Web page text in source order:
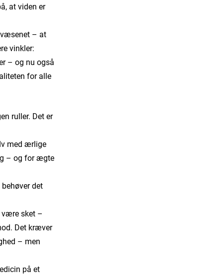
at viden er
– at
vinkler:
– og nu også
for alle
ruller. Det er
med ærlige
– og for ægte
det
være sket –
Det kræver
– men
på et